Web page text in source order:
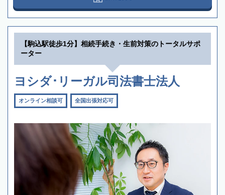
【駒込駅徒歩1分】相続手続き・生前対策のトータルサポ
ーター
ヨシダ･リーガル司法書士法人
オンライン相談可 全国出張対応可